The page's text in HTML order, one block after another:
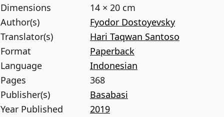
Dimensions
14 × 20 cm
Author(s)
Fyodor Dostoyevsky
Translator(s)
Hari Taqwan Santoso
Format
Paperback
Language
Indonesian
Pages
368
Publisher(s)
Basabasi
Year Published
2019